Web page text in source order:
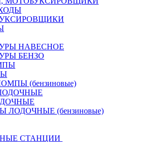
НАВЕСНОЕ
БЕНЗО
(бензиновые)
ЛОДОЧНЫЕ (бензиновые)
СТАНЦИИ